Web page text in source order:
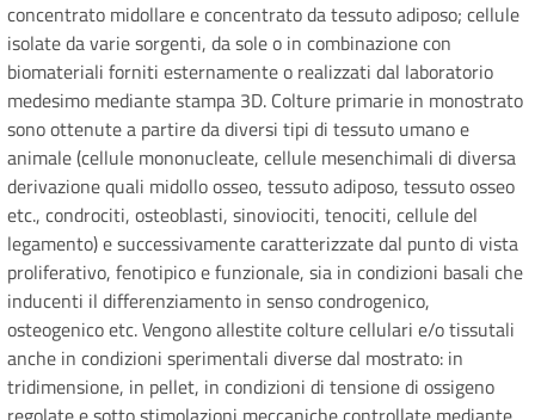
concentrato midollare e concentrato da tessuto adiposo; cellule
isolate da varie sorgenti, da sole o in combinazione con
biomateriali forniti esternamente o realizzati dal laboratorio
medesimo mediante stampa 3D. Colture primarie in monostrato
sono ottenute a partire da diversi tipi di tessuto umano e
animale (cellule mononucleate, cellule mesenchimali di diversa
derivazione quali midollo osseo, tessuto adiposo, tessuto osseo
etc., condrociti, osteoblasti, sinoviociti, tenociti, cellule del
legamento) e successivamente caratterizzate dal punto di vista
proliferativo, fenotipico e funzionale, sia in condizioni basali che
inducenti il differenziamento in senso condrogenico,
osteogenico etc. Vengono allestite colture cellulari e/o tissutali
anche in condizioni sperimentali diverse dal mostrato: in
tridimensione, in pellet, in condizioni di tensione di ossigeno